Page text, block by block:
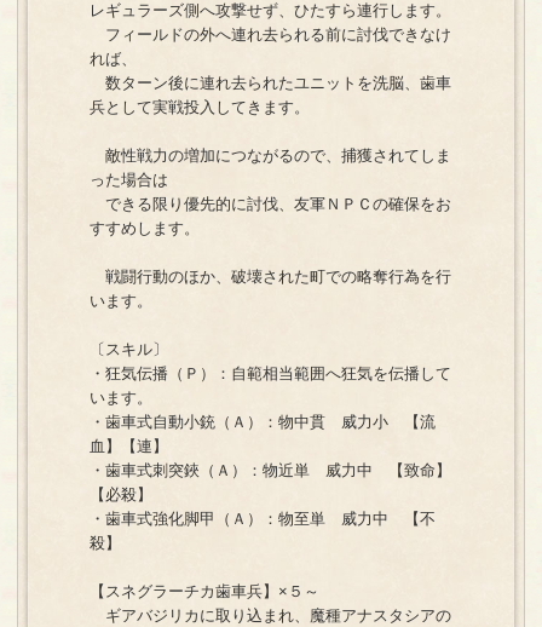
レギュラーズ側へ攻撃せず、ひたすら連行します。
フィールドの外へ連れ去られる前に討伐できなけ
れば、
数ターン後に連れ去られたユニットを洗脳、歯車
兵として実戦投入してきます。
敵性戦力の増加につながるので、捕獲されてしま
った場合は
できる限り優先的に討伐、友軍ＮＰＣの確保をお
すすめします。
戦闘行動のほか、破壊された町での略奪行為を行
います。
〔スキル〕
・狂気伝播（Ｐ）：自範相当範囲へ狂気を伝播して
います。
・歯車式自動小銃（Ａ）：物中貫 威力小 【流
血】【連】
・歯車式刺突鋏（Ａ）：物近単 威力中 【致命】
【必殺】
・歯車式強化脚甲（Ａ）：物至単 威力中 【不
殺】
【スネグラーチカ歯車兵】×５～
ギアバジリカに取り込まれ、魔種アナスタシアの